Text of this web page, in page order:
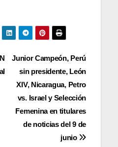
Junior Campeón, Perú
sin presidente, León
XIV, Nicaragua, Petro
vs. Israel y Selección
Femenina en titulares
de noticias del 9 de
junio